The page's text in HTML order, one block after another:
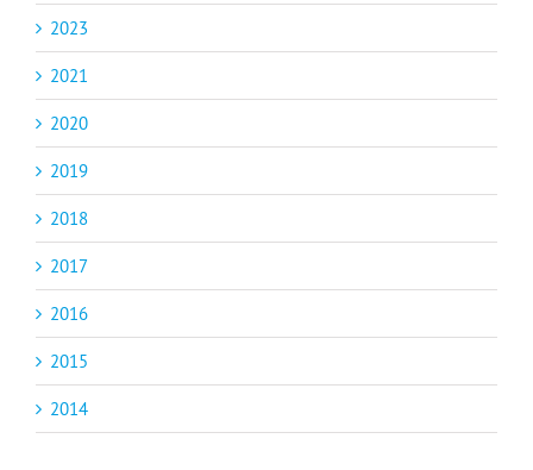
2023
2021
2020
2019
2018
2017
2016
2015
2014